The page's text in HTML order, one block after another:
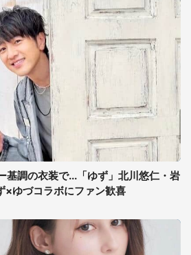
基調の衣装で...「ゆず」北川悠仁・岩
×ゆづコラボにファン歓喜